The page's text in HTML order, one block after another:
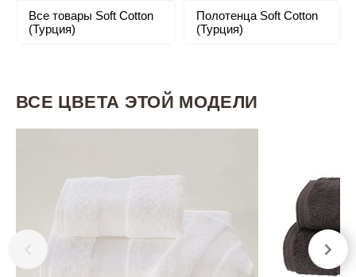
Все товары Soft Cotton
(Турция)
Полотенца Soft Cotton
(Турция)
ВСЕ ЦВЕТА ЭТОЙ МОДЕЛИ